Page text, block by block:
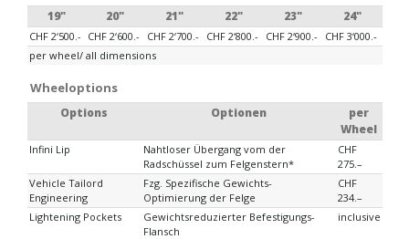
19" 20" 21" 22" 23" 24"
CHF 2‘500.- CHF 2‘600.- CHF 2‘700.- CHF 2‘800.- CHF 2‘900.-
CHF 3‘000.-
per wheel/ all dimensions
Wheeloptions
Options Optionen
per
Wheel
Infini Lip
Nahtloser Übergang vom der
Radschüssel zum Felgenstern*
CHF
275.–
Vehicle Tailord
Engineering
Fzg. Spezifische Gewichts-
Optimierung der Felge
CHF
234.–
Lightening Pockets
Gewichtsreduzierter Befestigungs-
Flansch
inclusive